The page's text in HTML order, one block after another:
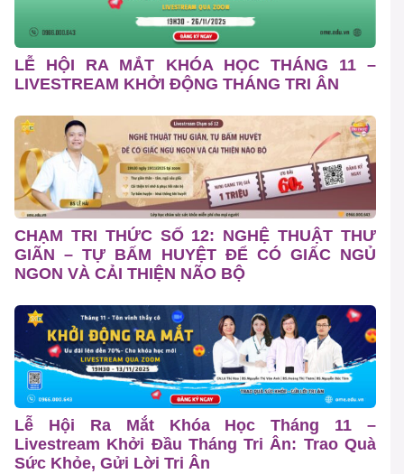
LỄ HỘI RA MẮT KHÓA HỌC THÁNG 11 –
LIVESTREAM KHỞI ĐỘNG THÁNG TRI ÂN
CHẠM TRI THỨC SỐ 12: NGHỆ THUẬT THƯ
GIÃN – TỰ BẤM HUYỆT ĐỂ CÓ GIẤC NGỦ
NGON VÀ CẢI THIỆN NÃO BỘ
Lễ Hội Ra Mắt Khóa Học Tháng 11 –
Livestream Khởi Đầu Tháng Tri Ân: Trao Quà
Sức Khỏe, Gửi Lời Tri Ân